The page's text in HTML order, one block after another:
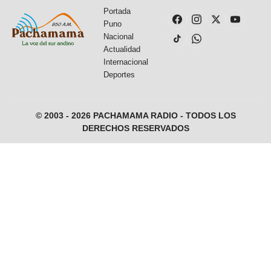
Portada
Puno
Nacional
Actualidad
Internacional
Deportes
© 2003 - 2026 PACHAMAMA RADIO - TODOS LOS
DERECHOS RESERVADOS